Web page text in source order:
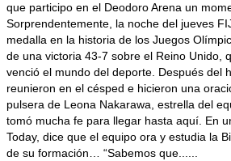
que participo en el Deodoro Arena un
Sorprendentemente, la noche del jueves
medalla en la historia de los Juegos
de una victoria 43-7 sobre el Reino Unido,
venció el mundo del deporte. Después del
reunieron en el césped e hicieron una
pulsera de Leona Nakarawa, estrella del
tomó mucha fe para llegar hasta aquí. En
Today, dice que el equipo ora y estudia la
de su formación… “Sabemos que......